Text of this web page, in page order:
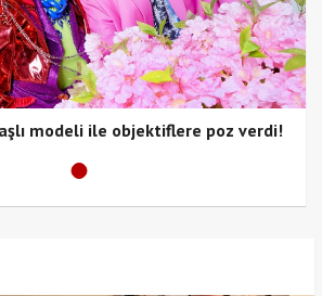
modeli ile objektiflere poz verdi!